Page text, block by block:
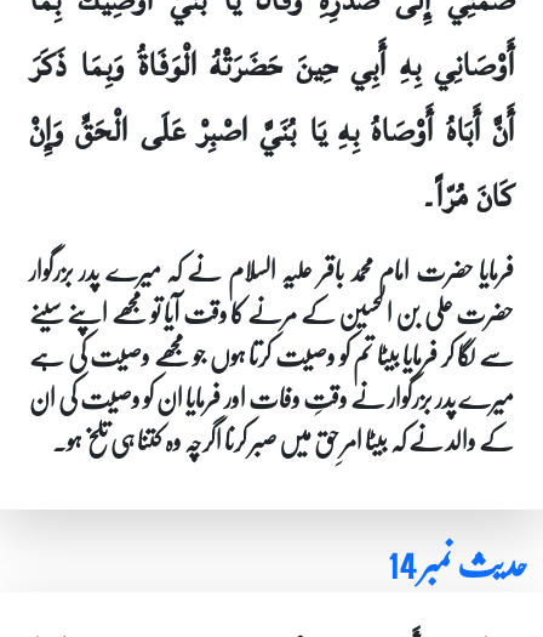
أَوْصَانِي بِهِ أَبِي حِينَ حَضَرَتْهُ الْوَفَاةُ وَبِمَا ذَكَرَ
أَنَّ أَبَاهُ أَوْصَاهُ بِهِ يَا بُنَيَّ اصْبِرْ عَلَى الْحَقِّ وَإِنْ
كَانَ مُرّاً۔
فرمایا حضرت امام محمد باقر علیہ السلام نے کہ میرے پدر بزرگوار
حضرت علی بن الحسین کے مرنے کا وقت آیا تو مجھے اپنے سینے
سے لگا کر فرمایا بیٹا تم کو وصیت کرتا ہوں جو مجھے وصیت کی ہے
میرے پدر بزرگوار نے وقتِ وفات اور فرمایا ان کو وصیت کی ان
کے والد نے کہ بیٹا امرِ حق میں صبر کرنا اگرچہ وہ کتنا ہی تلخ ہو۔
حدیث نمبر 14